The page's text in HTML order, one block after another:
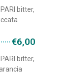
bitter,
€6,00
bitter,